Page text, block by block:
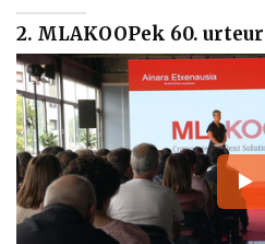
2. MLAKOOPek 60.